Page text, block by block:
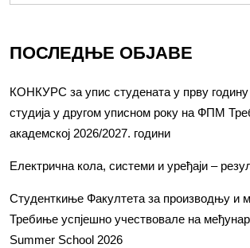
ПОСЛЕДЊЕ ОБЈАВЕ
КОНКУРС за упис студената у прву годину
студија у другом уписном року на ФПМ
академској 2026/2027. години
Електрична кола, системи и уређаји –
Студенткиње Факултета за производњу и
Требиње успјешно учествовале на
Summer School 2026